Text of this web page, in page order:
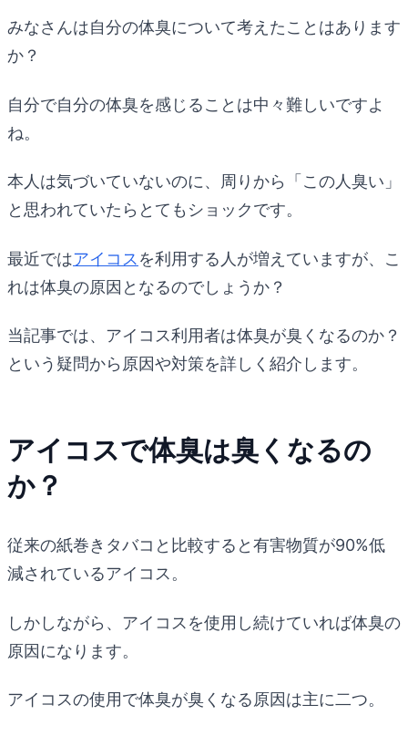
みなさんは自分の体臭について考えたことはあります
か？
自分で自分の体臭を感じることは中々難しいですよ
ね。
本人は気づいていないのに、周りから「この人臭い」
と思われていたらとてもショックです。
最近ではアイコス を利用する人が増えていますが、こ
れは体臭の原因となるのでしょうか？
当記事では、アイコス利用者は体臭が臭くなるのか？
という疑問から原因や対策を詳しく紹介します。
アイコスで体臭は臭くなるの
か？
従来の紙巻きタバコと比較すると有害物質が90%低
減されているアイコス。
しかしながら、アイコスを使用し続けていれば体臭の
原因になります。
アイコスの使用で体臭が臭くなる原因は主に二つ。